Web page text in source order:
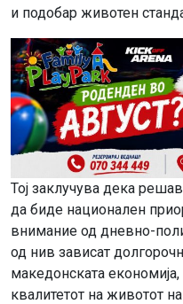
и подобар животен
Тој заклучува дека
да биде национален
внимание од дневно-
од нив зависат
македонската
квалитетот на животот на